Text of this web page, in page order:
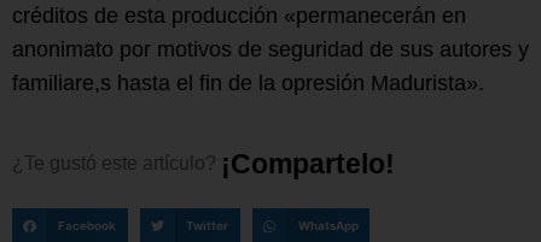
créditos de esta producción «permanecerán en
anonimato por motivos de seguridad de sus autores y
familiare,s hasta el fin de la opresión Madurista».
¿Te gustó este artículo? ¡Compartelo!
Facebook Twitter WhatsApp